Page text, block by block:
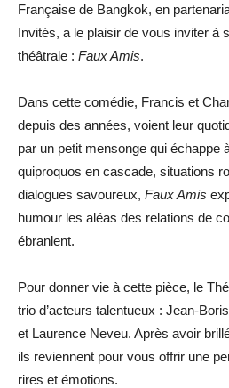
Française de Bangkok, en
Invités, a le plaisir de vous inviter à
théâtrale : Faux Amis.
Dans cette comédie, Francis et
depuis des années, voient leur
par un petit mensonge qui échappe
quiproquos en cascade, situations
dialogues savoureux, Faux Amis
humour les aléas des relations de
ébranlent.
Pour donner vie à cette pièce, le
trio d’acteurs talentueux : Jean-
et Laurence Neveu. Après avoir
ils reviennent pour vous offrir une
rires et émotions.